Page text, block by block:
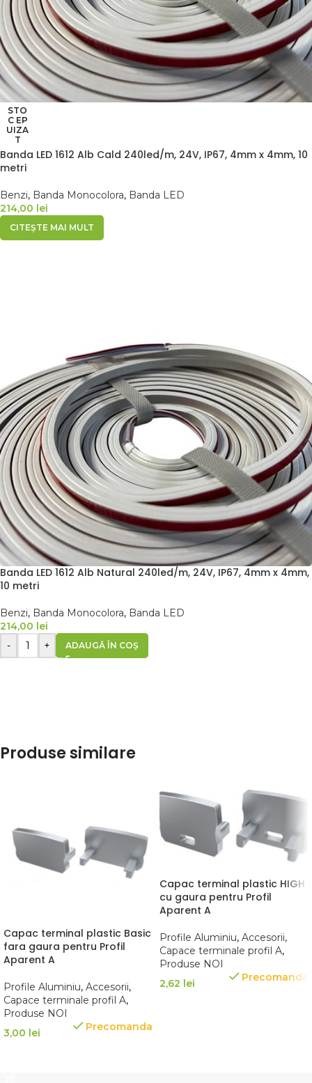
STO
C EP
UIZA
T
Banda LED 1612 Alb Cald 240led/m, 24V, IP67, 4mm x 4mm, 10
metri
Benzi, Banda Monocolora, Banda LED
214,00 lei
CITEȘTE MAI MULT
Banda LED 1612 Alb Natural 240led/m, 24V, IP67, 4mm x 4mm,
10 metri
Benzi, Banda Monocolora, Banda LED
214,00 lei
-
+ ADAUGĂ ÎN COȘ
Produse similare
Capac terminal plastic Basic
fara gaura pentru Profil
Aparent A
Profile Aluminiu, Accesorii,
Capace terminale profil A,
Produse NOI
3,00 lei Precomanda
Capac terminal plastic HIGH
cu gaura pentru Profil
Aparent A
Profile Aluminiu, Accesorii,
Capace terminale profil A,
Produse NOI
2,62 lei Precomanda